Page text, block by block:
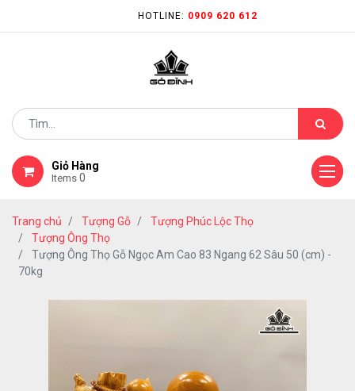
HOTLINE: 0909 620 612
Giỏ Hàng
Items 0
Trang chủ Tượng Gỗ
Tượng Phúc Lộc Thọ
Tượng Ông Thọ
Tượng Ông Thọ Gỗ Ngọc Am Cao 83 Ngang 62 Sâu 50 (cm) -
70kg